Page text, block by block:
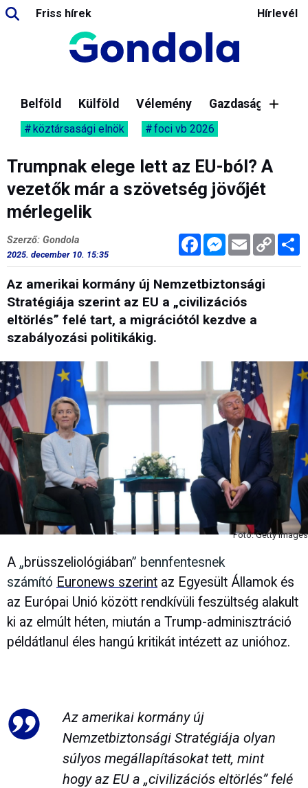
Friss hírek Hírlevél
Belföld Külföld Vélemény Gazdaság
köztársasági elnök foci vb 2026
Trumpnak elege lett az EU-ból? A
vezetők már a szövetség jövőjét
mérlegelik
FacebookMessenger
Email Copy
Link
Szerző: Gondola
2025. december 10. 15:35
Az amerikai kormány új Nemzetbiztonsági
Stratégiája szerint az EU a „civilizációs
eltörlés” felé tart, a migrációtól kezdve a
szabályozási politikákig.
Fotó: Getty Images
A „brüsszeliológiában” bennfentesnek
számító Euronews szerint az Egyesült Államok és
az Európai Unió között rendkívüli feszültség alakult
ki az elmúlt héten, miután a Trump-adminisztráció
példátlanul éles hangú kritikát intézett az unióhoz.
Az amerikai kormány új
Nemzetbiztonsági Stratégiája olyan
súlyos megállapításokat tett, mint
hogy az EU a „civilizációs eltörlés” felé